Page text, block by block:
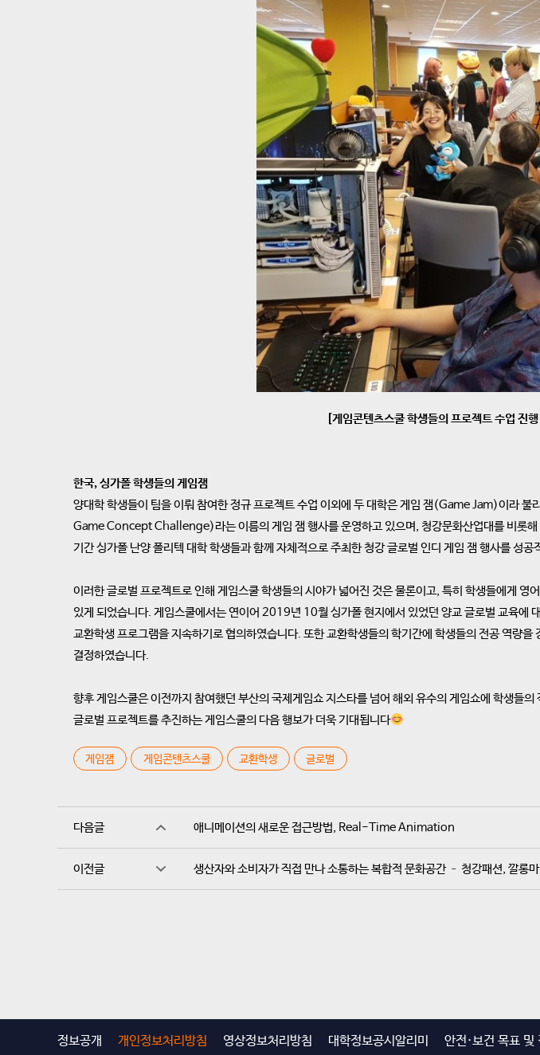
[게임콘텐츠스쿨 학생들의 프로젝트 수업 진
한국, 싱가폴 학생들의 게임잼
양대학 학생들이 팀을 이뤄 참여한 정규 프로젝트 수업 이외에 두 대학은 게임 잼(Game Jam)이라
Game Concept Challenge)라는 이름의 게임 잼 행사를 운영하고 있으며, 청강문화산업대를 비롯
기간 싱가폴 난양 폴리텍 대학 학생들과 함께 자체적으로 주최한 청강 글로벌 인디 게임 잼 행사를 성공
이러한 글로벌 프로젝트로 인해 게임스쿨 학생들의 시야가 넓어진 것은 물론이고, 특히 학생들에게
있게 되었습니다. 게임스쿨에서는 연이어 2019년 10월 싱가폴 현지에서 있었던 양교 글로벌 교육에
교환학생 프로그램을 지속하기로 협의하였습니다. 또한 교환학생들의 학기간에 학생들의 전공 역량
결정하였습니다.
향후 게임스쿨은 이전까지 참여했던 부산의 국제게임쇼 지스타를 넘어 해외 유수의 게임쇼에 학생들
글로벌 프로젝트를 추진하는 게임스쿨의 다음 행보가 더욱 기대됩니다
게임잼 게임콘텐츠스쿨 교환학생 글로벌
다음글 애니메이션의 새로운 접근방법, Real-Time Animation
이전글 생산자와 소비자가 직접 만나 소통하는 복합적 문화공간 – 청강패션, 깔롱
정보공개 개인정보처리방침 영상정보처리방침 대학정보공시알리미 안전·보건 목표 및